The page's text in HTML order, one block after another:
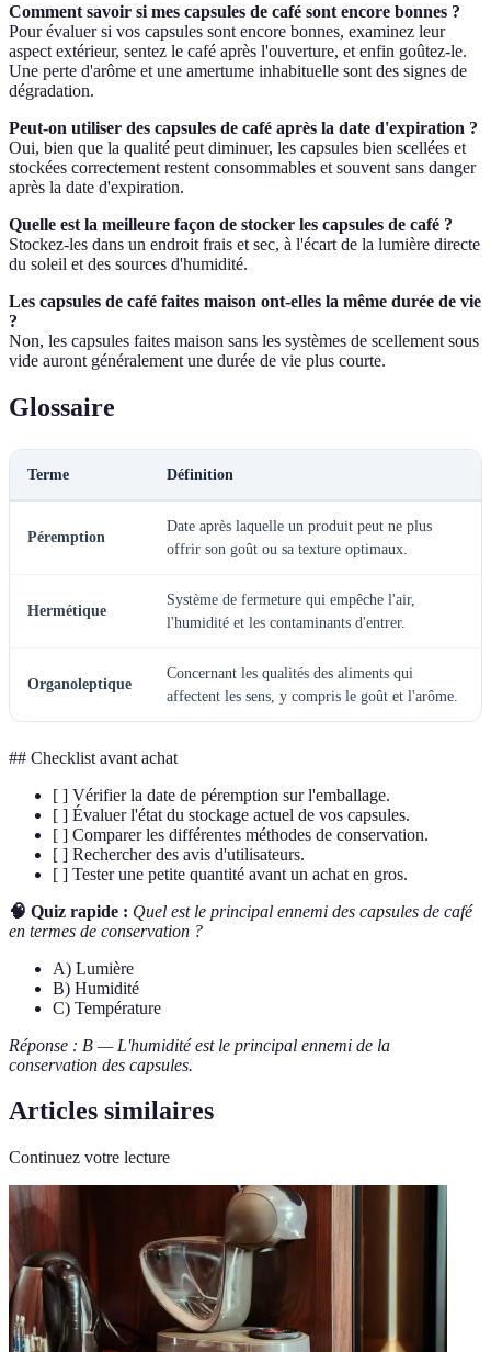
Comment savoir si mes capsules de café sont encore bonnes ?
Pour évaluer si vos capsules sont encore bonnes, examinez leur
aspect extérieur, sentez le café après l'ouverture, et enfin goûtez-le.
Une perte d'arôme et une amertume inhabituelle sont des signes de
dégradation.
Peut-on utiliser des capsules de café après la date d'expiration ?
Oui, bien que la qualité peut diminuer, les capsules bien scellées et
stockées correctement restent consommables et souvent sans danger
après la date d'expiration.
Quelle est la meilleure façon de stocker les capsules de café ?
Stockez-les dans un endroit frais et sec, à l'écart de la lumière directe
du soleil et des sources d'humidité.
Les capsules de café faites maison ont-elles la même durée de vie
?
Non, les capsules faites maison sans les systèmes de scellement sous
vide auront généralement une durée de vie plus courte.
Glossaire
Terme Définition
Péremption
Date après laquelle un produit peut ne plus
offrir son goût ou sa texture optimaux.
Hermétique
Système de fermeture qui empêche l'air,
l'humidité et les contaminants d'entrer.
Organoleptique
Concernant les qualités des aliments qui
affectent les sens, y compris le goût et l'arôme.
## Checklist avant achat
[ ] Vérifier la date de péremption sur l'emballage.
[ ] Évaluer l'état du stockage actuel de vos capsules.
[ ] Comparer les différentes méthodes de conservation.
[ ] Rechercher des avis d'utilisateurs.
[ ] Tester une petite quantité avant un achat en gros.
🧠 Quiz rapide : Quel est le principal ennemi des capsules de café
en termes de conservation ?
A) Lumière
B) Humidité
C) Température
Réponse : B — L'humidité est le principal ennemi de la
conservation des capsules.
Articles similaires
Continuez votre lecture